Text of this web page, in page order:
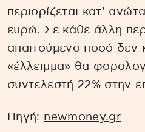
περιορίζεται κατ’
ευρώ. Σε κάθε άλλη
απαιτούμενο ποσό δεν
«έλλειμμα» θα
συντελεστή 22% στην
Πηγή: newmoney.gr